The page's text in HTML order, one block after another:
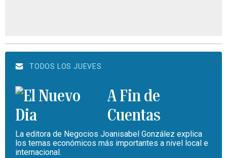
TODOS LOS JUEVES
A Fin de
Cuentas
La editora de Negocios Joanisabel González explica
los temas económicos más importantes a nivel local e
internacional.